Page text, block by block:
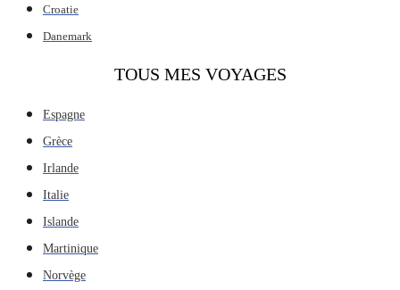
Croatie
Danemark
TOUS MES VOYAGES
Espagne
Grèce
Irlande
Italie
Islande
Martinique
Norvège